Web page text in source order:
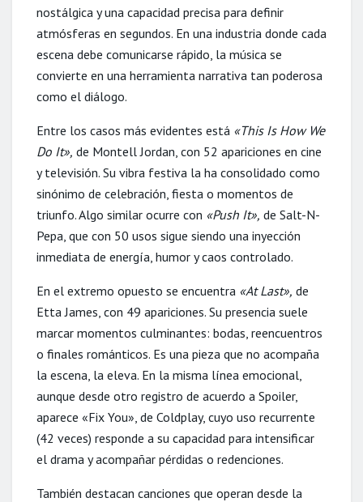
nostálgica y una capacidad precisa para definir
atmósferas en segundos. En una industria donde cada
escena debe comunicarse rápido, la música se
convierte en una herramienta narrativa tan poderosa
como el diálogo.
Entre los casos más evidentes está «This Is How We
Do It», de Montell Jordan, con 52 apariciones en cine
y televisión. Su vibra festiva la ha consolidado como
sinónimo de celebración, fiesta o momentos de
triunfo. Algo similar ocurre con «Push It», de Salt-N-
Pepa, que con 50 usos sigue siendo una inyección
inmediata de energía, humor y caos controlado.
En el extremo opuesto se encuentra «At Last», de
Etta James, con 49 apariciones. Su presencia suele
marcar momentos culminantes: bodas, reencuentros
o finales románticos. Es una pieza que no acompaña
la escena, la eleva. En la misma línea emocional,
aunque desde otro registro de acuerdo a Spoiler,
aparece «Fix You», de Coldplay, cuyo uso recurrente
(42 veces) responde a su capacidad para intensificar
el drama y acompañar pérdidas o redenciones.
También destacan canciones que operan desde la